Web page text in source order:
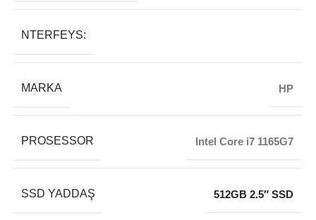
NTERFEYS:
MARKA HP
PROSESSOR Intel Core i7 1165G7
SSD YADDAŞ 512GB 2.5″ SSD